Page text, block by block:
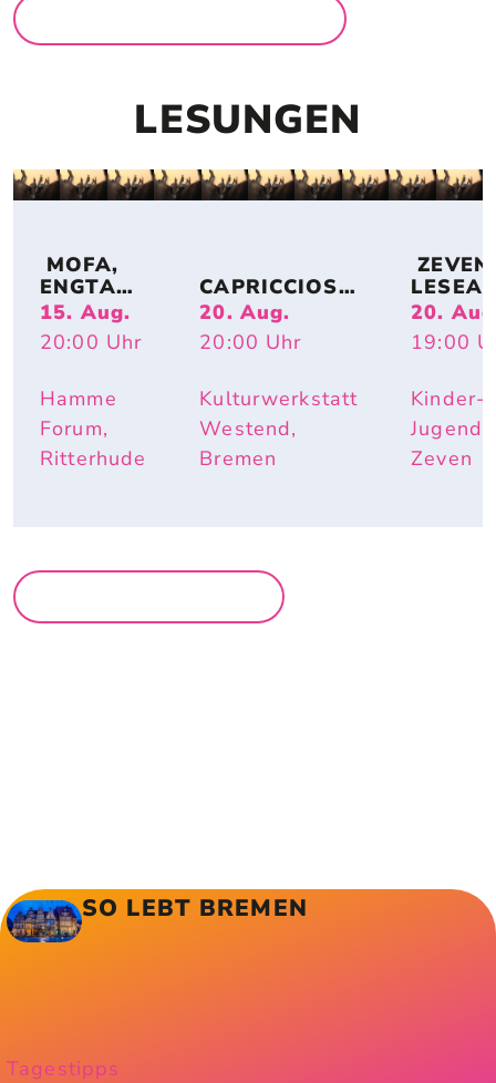
LESUNGEN
MOFA,
ENGTANZ
,
BUNDESJ
UGENDS
15. Aug.
20:00 Uhr
Hamme
Forum,
Ritterhude
CAPRICCIOSO
: EVA
STRITTMATT
ER
20. Aug.
20:00 Uhr
Kulturwerkstatt
Westend,
Bremen
DE:
MIRIAM
DOCH
SCHÖN
HIER
20.
19:00
Kinder-
Zeven
SO LEBT BREMEN
Tagestipps